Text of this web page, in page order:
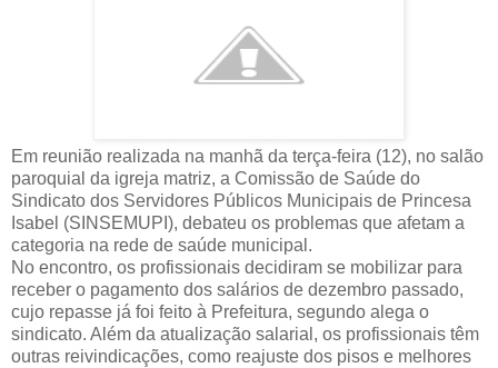
Em reunião realizada na manhã da terça-feira (12), no salão
paroquial da igreja matriz, a Comissão de Saúde do
Sindicato dos Servidores Públicos Municipais de Princesa
Isabel (SINSEMUPI), debateu os problemas que afetam a
categoria na rede de saúde municipal.
No encontro, os profissionais decidiram se mobilizar para
receber o pagamento dos salários de dezembro passado,
cujo repasse já foi feito à Prefeitura, segundo alega o
sindicato. Além da atualização salarial, os profissionais têm
outras reivindicações, como reajuste dos pisos e melhores